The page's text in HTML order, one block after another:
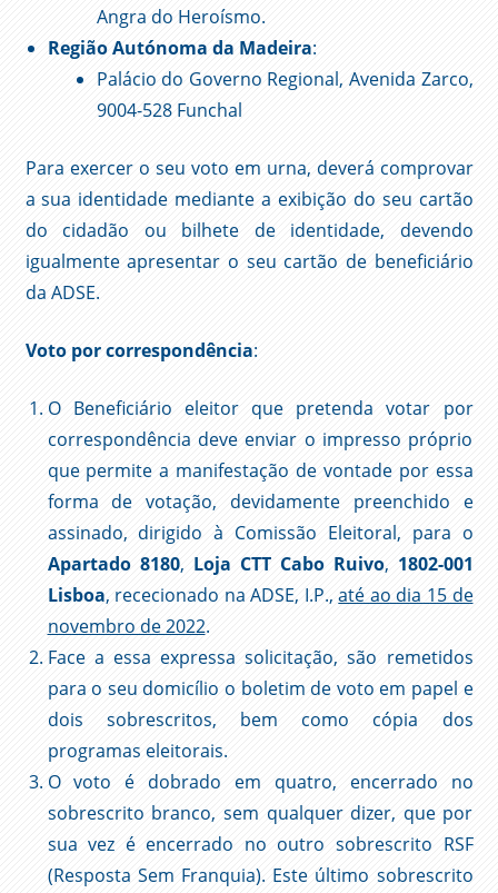
Angra do Heroísmo.
Região Autónoma da Madeira:
Palácio do Governo Regional, Avenida Zarco,
9004-528 Funchal
Para exercer o seu voto em urna, deverá comprovar
a sua identidade mediante a exibição do seu cartão
do cidadão ou bilhete de identidade, devendo
igualmente apresentar o seu cartão de beneficiário
da ADSE.
Voto por correspondência:
O Beneficiário eleitor que pretenda votar por
correspondência deve enviar o impresso próprio
que permite a manifestação de vontade por essa
forma de votação, devidamente preenchido e
assinado, dirigido à Comissão Eleitoral, para o
Apartado 8180, Loja CTT Cabo Ruivo, 1802-001
Lisboa, rececionado na ADSE, I.P.,até ao dia 15 de
novembro de 2022.
Face a essa expressa solicitação, são remetidos
para o seu domicílio o boletim de voto em papel e
dois sobrescritos, bem como cópia dos
programas eleitorais.
O voto é dobrado em quatro, encerrado no
sobrescrito branco, sem qualquer dizer, que por
sua vez é encerrado no outro sobrescrito RSF
(Resposta Sem Franquia). Este último sobrescrito